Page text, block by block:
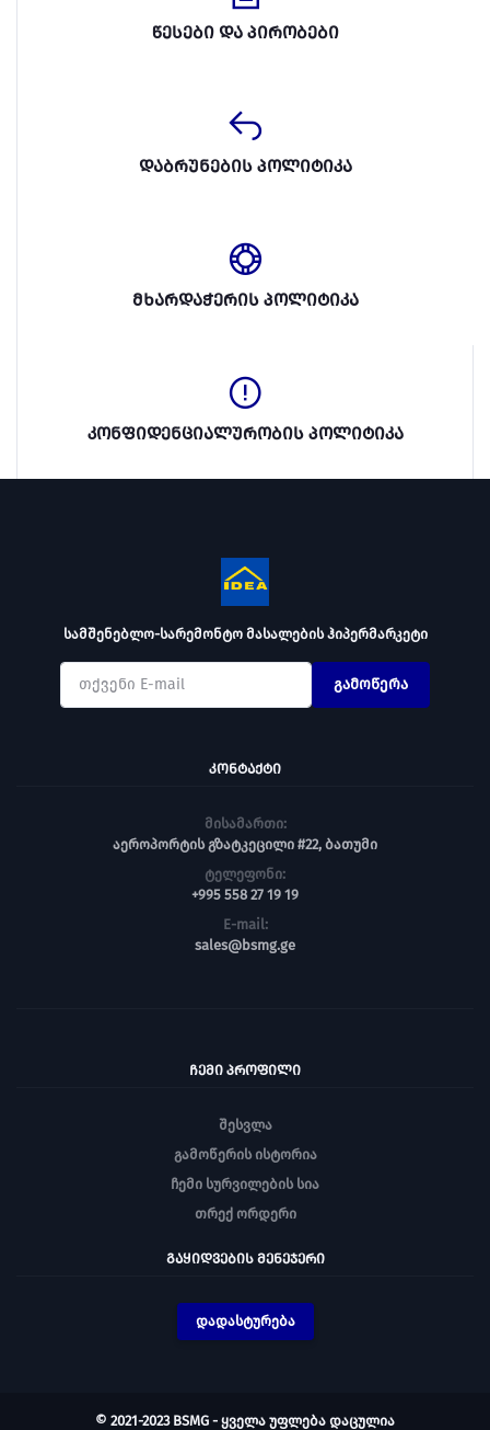
წესები და პირობები
დაბრუნების პოლიტიკა
მხარდაჭერის პოლიტიკა
კონფიდენციალურობის პოლიტიკა
სამშენებლო-სარემონტო მასალების ჰიპერმარკეტი
გამოწერა
ᲙᲝᲜᲢᲐᲥᲢᲘ
მისამართი:
აეროპორტის გზატკეცილი #22, ბათუმი
ტელეფონი:
+995 558 27 19 19
E-mail:
sales@bsmg.ge
ᲩᲔᲛᲘ ᲞᲠᲝᲤᲘᲚᲘ
შესვლა
გამოწერის ისტორია
ჩემი სურვილების სია
თრექ ორდერი
ᲒᲐᲧᲘᲓᲕᲔᲑᲘᲡ ᲛᲔᲜᲔᲯᲔᲠᲘ
დადასტურება
© 2021-2023 BSMG - ყველა უფლება დაცულია